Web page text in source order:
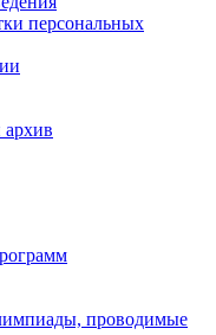
персональных
проводимые